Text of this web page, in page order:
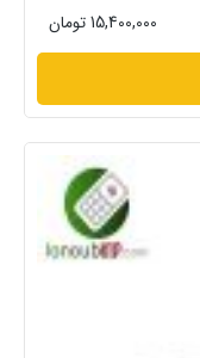
15,400,000تومان